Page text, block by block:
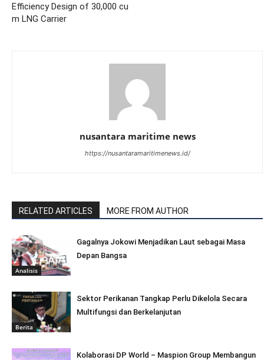
Efficiency Design of 30,000 cu
m LNG Carrier
nusantara maritime news
https://nusantaramaritimenews.id/
RELATED ARTICLES MORE FROM AUTHOR
Analisis
Gagalnya Jokowi Menjadikan Laut sebagai Masa
Depan Bangsa
Berita
Sektor Perikanan Tangkap Perlu Dikelola Secara
Multifungsi dan Berkelanjutan
Kolaborasi DP World – Maspion Group Membangun